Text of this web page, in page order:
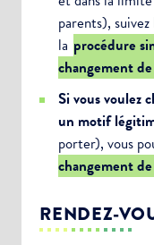
parents),
la procédure
changement
Si vous voulez
un motif
porter), vous
changement
RENDEZ-